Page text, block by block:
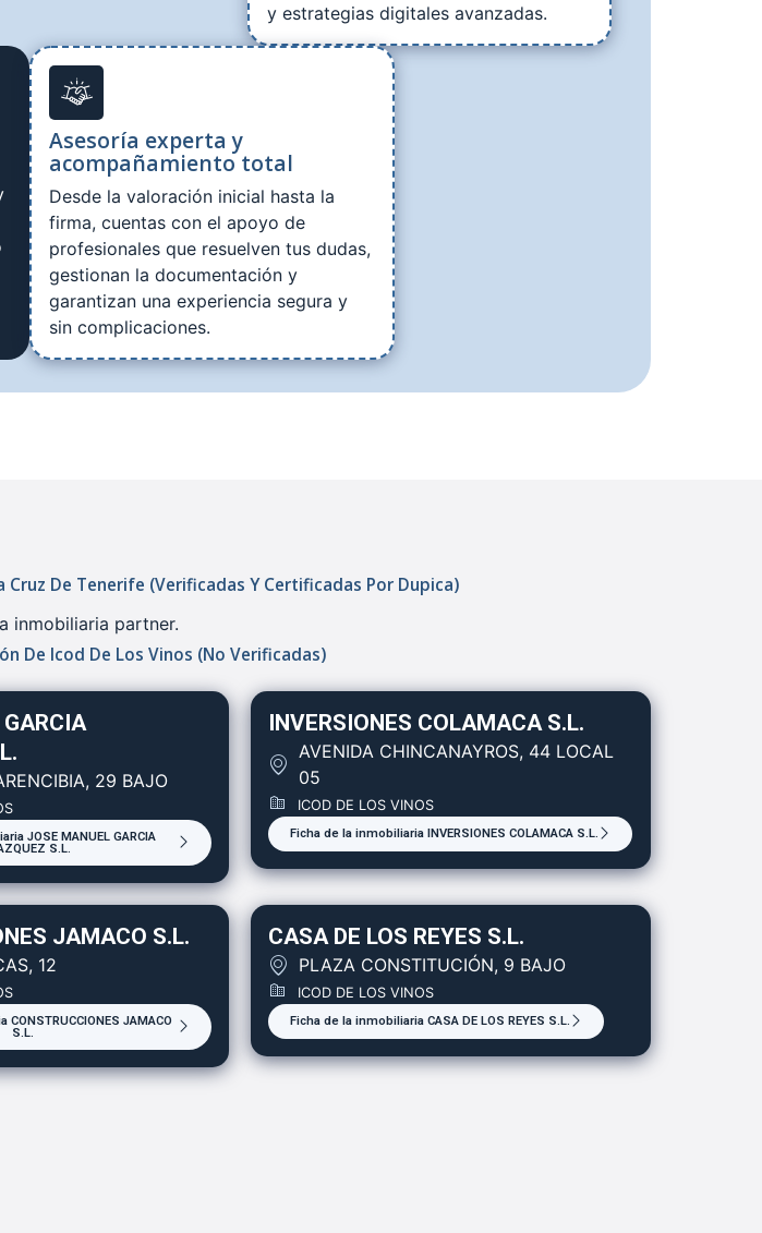
y estrategias digitales avanzadas.
Asesoría experta y
acompañamiento total
Desde la valoración inicial hasta la
firma, cuentas con el apoyo de
profesionales que resuelven tus dudas,
gestionan la documentación y
garantizan una experiencia segura y
sin complicaciones.
Cruz De Tenerife (verificadas Y Certificadas Por Dupica)
inmobiliaria partner.
De Icod De Los Vinos (no Verificadas)
29 BAJO
JOSE MANUEL GARCIA
S.L.
INVERSIONES COLAMACA S.L.
AVENIDA CHINCANAYROS, 44 LOCAL
05
ICOD DE LOS VINOS
Ficha de la inmobiliaria INVERSIONES COLAMACA S.L.
JAMACO S.L.
12
JAMACO
S.L.
CASA DE LOS REYES S.L.
PLAZA CONSTITUCIÓN, 9 BAJO
ICOD DE LOS VINOS
Ficha de la inmobiliaria CASA DE LOS REYES S.L.